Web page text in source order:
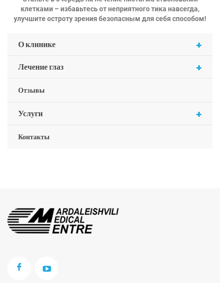
+
О клинике
+
Лечение глаз
Отзывы
+
Услуги
Контакты
клетками – избавьтесь от неприятного тика навсегда,
улучшите остроту зрения безопасным для себя способом!